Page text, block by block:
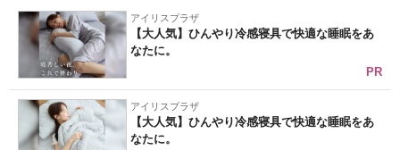
アイリスプラザ
【大人気】ひんやり冷感寝具で快適な睡眠をあ
なたに。
PR
アイリスプラザ
【大人気】ひんやり冷感寝具で快適な睡眠をあ
なたに。